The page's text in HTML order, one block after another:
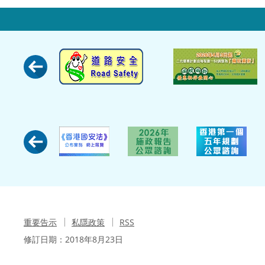
重要告示 私隱政策
RSS
修訂日期： 2018年8月23日